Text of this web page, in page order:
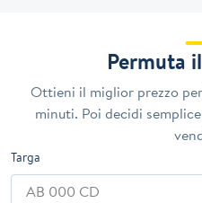
Permuta
Ottieni il miglior prezzo
minuti. Poi decidi
Targa